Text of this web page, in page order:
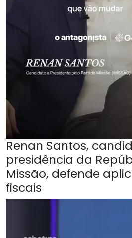
Renan Santos,
presidência da
Missão, defende
fiscais